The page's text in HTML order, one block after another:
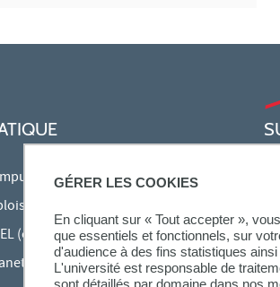
GÉRER LES COOKIES
En cliquant sur « Tout accepter »,
que essentiels et fonctionnels, sur
d'audience à des fins statistiques
L'université est responsable de
sont détaillés par domaine dans nos
du temps en ligne
(cours en ligne)
des personnels